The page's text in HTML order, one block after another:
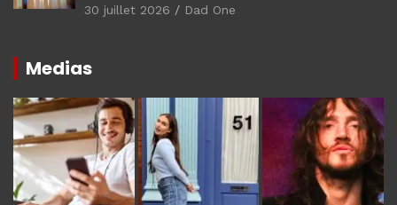
30 juillet 2026 Dad One
Medias